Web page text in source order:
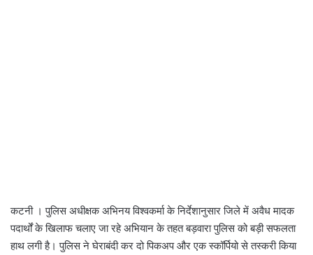
कटनी । पुलिस अधीक्षक अभिनय विश्वकर्मा के निर्देशानुसार जिले में अवैध मादक
पदार्थों के खिलाफ चलाए जा रहे अभियान के तहत बड़वारा पुलिस को बड़ी सफलता
हाथ लगी है। पुलिस ने घेराबंदी कर दो पिकअप और एक स्कॉर्पियो से तस्करी किया